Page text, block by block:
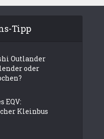
Tipp
Outlander
oder
EQV:
Kleinbus